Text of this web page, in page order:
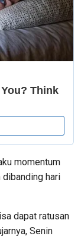
momentum
hari
dapat ratusan
Senin